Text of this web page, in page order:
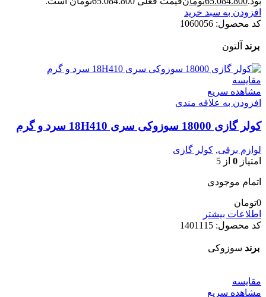
افزودن به سبد خرید
کد محصول: 1060056
برند آلتون
مقایسه
مشاهده سریع
افزودن به علاقه مندی
کولر گازی 18000 سوزوکی سری 18H410 سرد و گرم
لوازم برقی, کولر گازی
امتیاز 0 از 5
اتمام موجودی
0تومان
اطلاعات بیشتر
کد محصول: 1401115
برند سوزوکی
مقایسه
مشاهده سریع